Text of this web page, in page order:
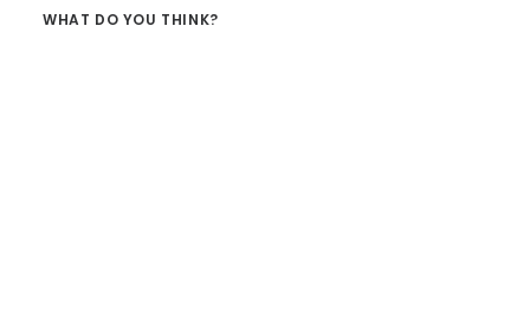
WHAT DO YOU THINK?